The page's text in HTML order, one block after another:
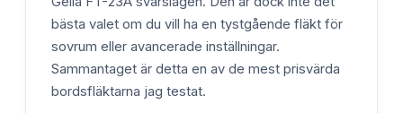
bästa valet om du vill ha en tystgående fläkt för
sovrum eller avancerade inställningar.
Sammantaget är detta en av de mest prisvärda
bordsfläktarna jag testat.